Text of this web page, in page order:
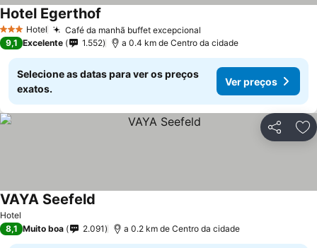
3 EstrelasHotel Café da manhã buffet excepcional
Hotel Egerthof
9,1 Excelente 1.552 a 0.4 km de Centro da cidade
Selecione as datas para ver os preços
exatos.
Ver preços
Partilhar
Hotel
VAYA Seefeld
8,1 Muito boa 2.091 a 0.2 km de Centro da cidade